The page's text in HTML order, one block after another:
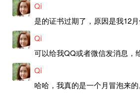
Qi
Qi
Qi
哈哈，我真的是一个月冒泡来的